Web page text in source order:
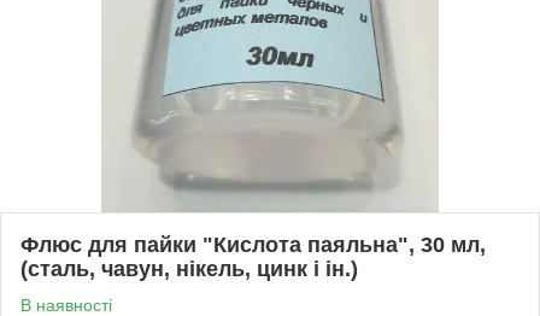
Флюс для пайки "Кислота паяльна", 30 мл,
(сталь, чавун, нікель, цинк і ін.)
В наявності